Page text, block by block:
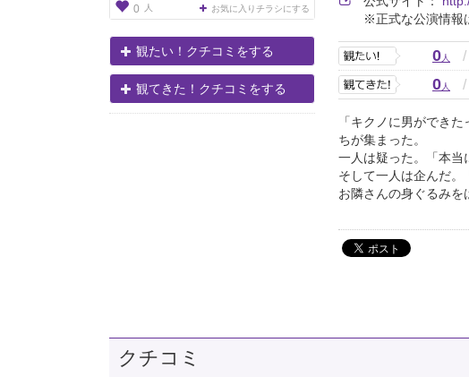
0 人 お気に入りチラシにする
観たい！クチコミをする
観てきた！クチコミをする
※正式な公演情報
0人 /
0人 /
「キクノに男ができ
ちが集まった。
一人は疑った。「本当
そして一人は企んだ。
お隣さんの身ぐるみを
クチコミ